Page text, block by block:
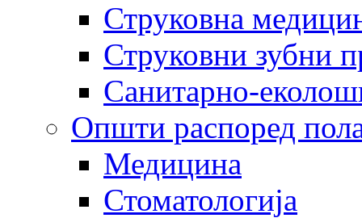
Струковна
Струковни зубни
Санитарно-
Општи распоред
Медицина
Стоматологија